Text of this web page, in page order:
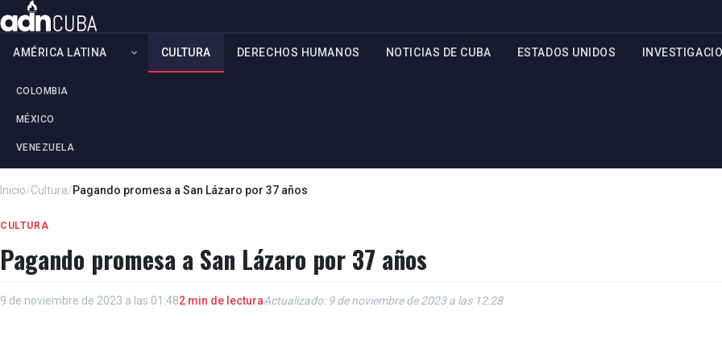
AMÉRICA LATINA
COLOMBIA
MÉXICO
VENEZUELA
CULTURA DERECHOS HUMANOS NOTICIAS DE CUBA ESTADOS UNIDOS
Inicio/Cultura/Pagando promesa a San Lázaro por 37 años
CULTURA
Pagando promesa a San Lázaro por 37 años
9 de noviembre de 2023 a las 01:482 min de lecturaActualizado: 9 de noviembre de 2023 a las 12:28